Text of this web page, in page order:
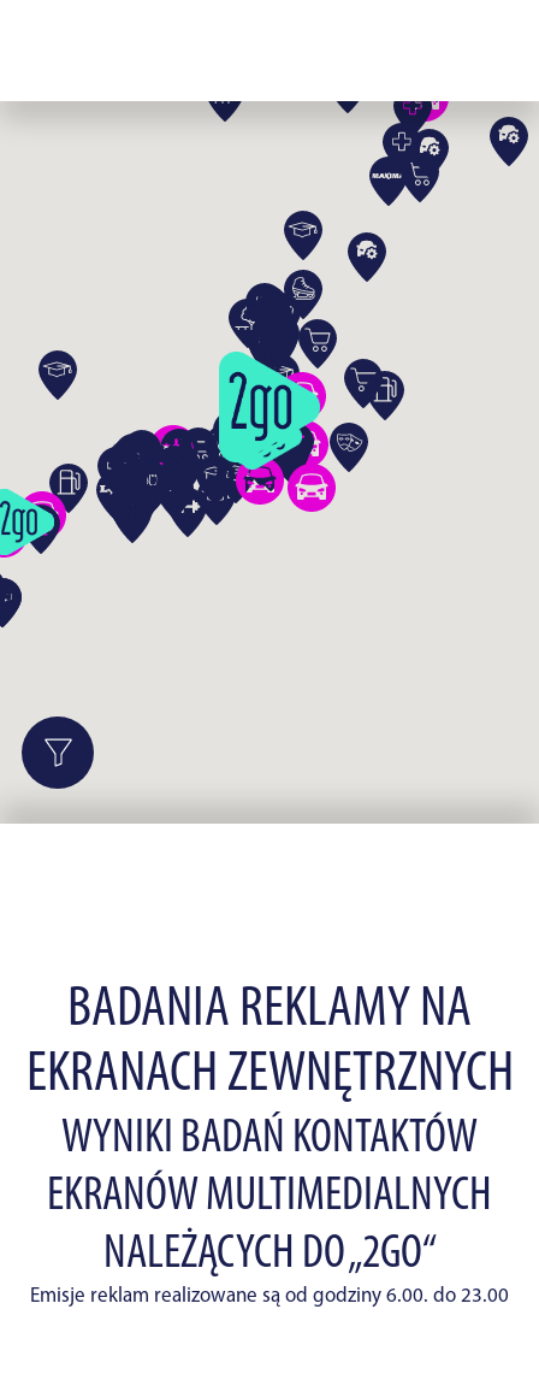
BADANIA REKLAMY NA
EKRANACH ZEWNĘTRZNYCH
WYNIKI BADAŃ KONTAKTÓW
EKRANÓW MULTIMEDIALNYCH
NALEŻĄCYCH DO „2GO“
Emisje reklam realizowane są od godziny 6.00. do 23.00